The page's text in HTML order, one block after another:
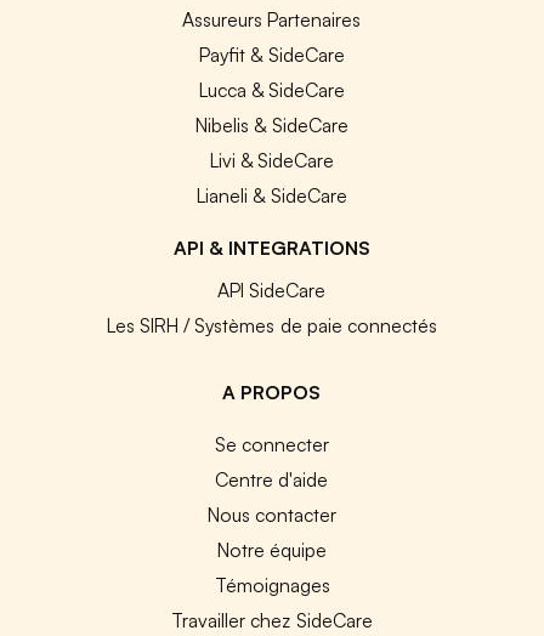
Assureurs Partenaires
Payfit & SideCare
Lucca & SideCare
Nibelis & SideCare
Livi & SideCare
Lianeli & SideCare
API & INTEGRATIONS
API SideCare
Les SIRH / Systèmes de paie connectés
A PROPOS
Se connecter
Centre d'aide
Nous contacter
Notre équipe
Témoignages
Travailler chez SideCare